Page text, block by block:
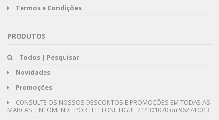
Termos e Condições
PRODUTOS
Todos | Pesquisar
Novidades
Promoções
CONSULTE OS NOSSOS DESCONTOS E PROMOÇÕES EM TODAS AS
MARCAS, ENCOMENDE POR TELEFONE LIGUE 214301070 ou 962740013